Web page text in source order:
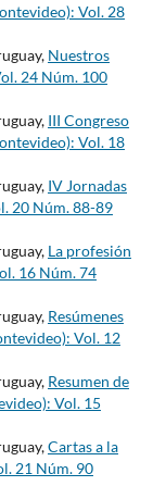
Vol. 28
Nuestros
24 Núm. 100
III Congreso
Vol. 18
IV Jornadas
20 Núm. 88-89
La profesión
16 Núm. 74
Resúmenes
Vol. 12
Resumen de
Vol. 15
Cartas a la
21 Núm. 90